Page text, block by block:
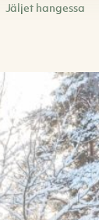
Jäljet hangessa